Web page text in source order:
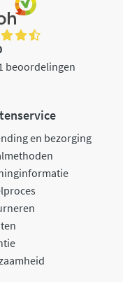
beoordelingen
en bezorging